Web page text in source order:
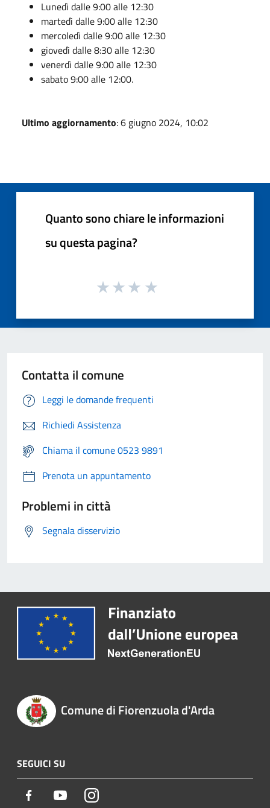
Lunedì dalle 9:00 alle 12:30
martedì dalle 9:00 alle 12:30
mercoledì dalle 9:00 alle 12:30
giovedì dalle 8:30 alle 12:30
venerdì dalle 9:00 alle 12:30
sabato 9:00 alle 12:00.
Ultimo aggiornamento: 6 giugno 2024, 10:02
Quanto sono chiare le informazioni
su questa pagina?
Contatta il comune
Leggi le domande frequenti
Richiedi Assistenza
Chiama il comune 0523 9891
Prenota un appuntamento
Problemi in città
Segnala disservizio
Comune di Fiorenzuola d'Arda
SEGUICI SU
Facebook YoutubeInstagram